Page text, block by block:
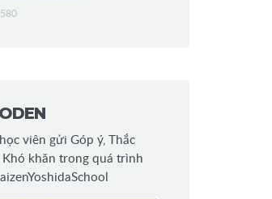
viên gửi Góp ý, Thắc
Khó khăn trong quá trình